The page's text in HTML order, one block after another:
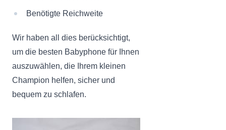
Benötigte Reichweite
Wir haben all dies berücksichtigt,
um die besten Babyphone für Ihnen
auszuwählen, die Ihrem kleinen
Champion helfen, sicher und
bequem zu schlafen.